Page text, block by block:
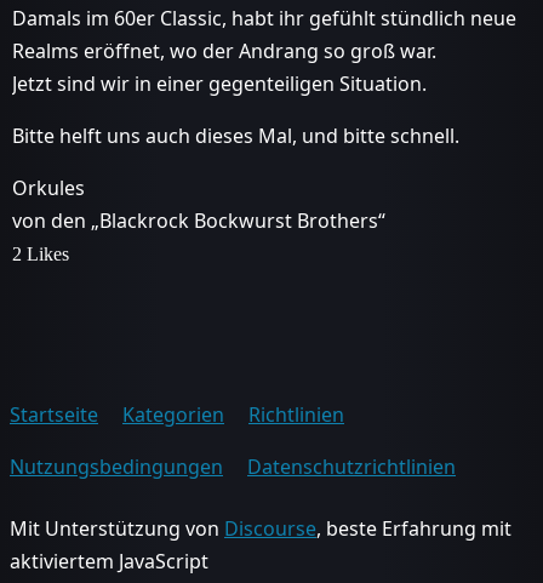
Damals im 60er Classic, habt ihr gefühlt stündlich neue
Realms eröffnet, wo der Andrang so groß war.
Jetzt sind wir in einer gegenteiligen Situation.
Bitte helft uns auch dieses Mal, und bitte schnell.
Orkules
von den „Blackrock Bockwurst Brothers“
2 Likes
Startseite Kategorien
Richtlinien
Nutzungsbedingungen
Datenschutzrichtlinien
Mit Unterstützung von Discourse, beste Erfahrung mit
aktiviertem JavaScript